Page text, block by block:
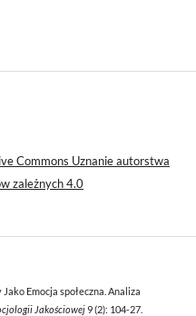
Commons Uznanie autorstwa
zależnych 4.0
Emocja społeczna. Analiza
Jakościowej9 (2): 104-27.